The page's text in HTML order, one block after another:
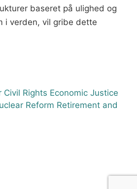
baseret på ulighed og
i verden, vil gribe dette
Civil Rights Economic Justice
Reform Retirement and